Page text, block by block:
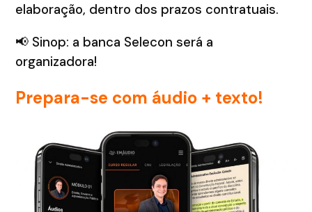
elaboração, dentro dos prazos contratuais.
📢 Sinop: a banca Selecon será a
organizadora!
Prepara-se com áudio + texto!